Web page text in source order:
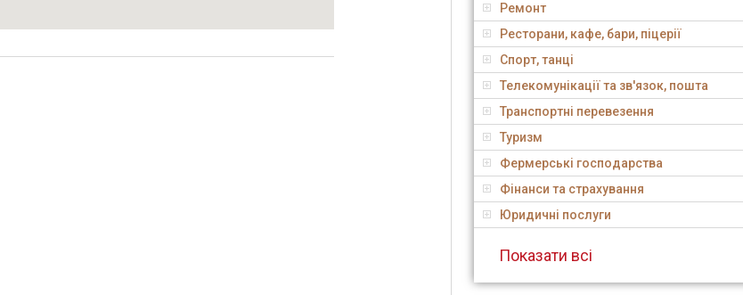
Ремонт
Ресторани, кафе, бари, піцерії
Спорт, танці
Телекомунікації та зв'язок, пошта
Транспортні перевезення
Туризм
Фермерські господарства
Фінанси та страхування
Юридичні послуги
Показати всі